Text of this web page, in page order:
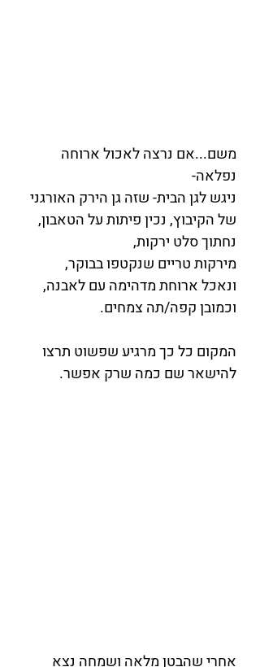
​משם...אם נרצה לאכול ארוחה
נפלאה-
ניגש לגן הבית- שזה גן הירק האורגני
של הקיבוץ, נכין פיתות על הטאבון,
נחתוך סלט ירקות,
מירקות טריים שנקטפו בבוקר,
ונאכל ארוחת מדהימה עם לאבנה,
וכמובן קפה/תה צמחים.
המקום כל כך מרגיע שפשוט תרצו
להישאר שם כמה שרק אפשר.
אחרי שהבטן מלאה ושמחה נצא